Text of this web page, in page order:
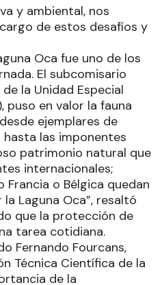
y ambiental, nos
de estos desafíos y
Oca fue uno de los
El subcomisario
la Unidad Especial
puso en valor la fauna
ejemplares de
las imponentes
patrimonio natural que
internacionales;
o Bélgica quedan
Laguna Oca”, resaltó
que la protección de
tarea cotidiana.
Fernando Fourcans,
Técnica Científica de la
de la